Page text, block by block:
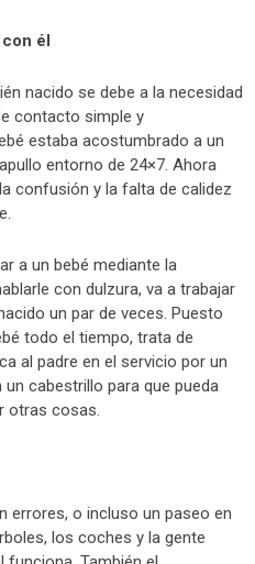
él
nacido se debe a la necesidad
contacto simple y
estaba acostumbrado a un
entorno de 24×7. Ahora
confusión y la falta de calidez
a un bebé mediante la
con dulzura, va a trabajar
un par de veces. Puesto
todo el tiempo, trata de
al padre en el servicio por un
cabestrillo para que pueda
otras cosas.
errores, o incluso un paseo en
los coches y la gente